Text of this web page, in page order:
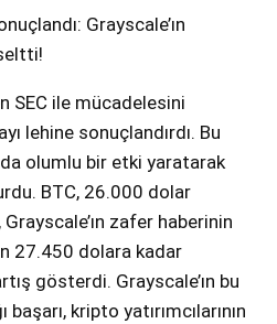
Grayscale’ın
SEC ile mücadelesini
lehine sonuçlandırdı. Bu
olumlu bir etki yaratarak
BTC, 26.000 dolar
zafer haberinin
27.450 dolara kadar
gösterdi. Grayscale’ın bu
kripto yatırımcılarının